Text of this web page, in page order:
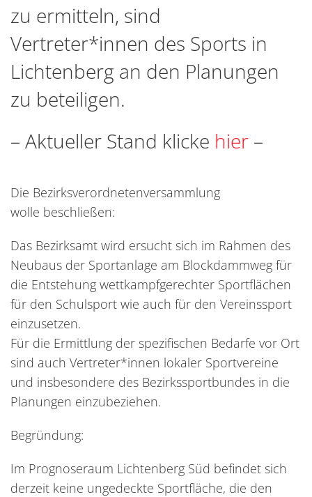
zu ermitteln, sind
Vertreter*innen des Sports in
Lichtenberg an den Planungen
zu beteiligen.
– Aktueller Stand klicke hier –
Die Bezirksverordnetenversammlung
wolle beschließen:
Das Bezirksamt wird ersucht sich im Rahmen des
Neubaus der Sportanlage am Blockdammweg für
die Entstehung wettkampfgerechter Sportflächen
für den Schulsport wie auch für den Vereinssport
einzusetzen.
Für die Ermittlung der spezifischen Bedarfe vor Ort
sind auch Vertreter*innen lokaler Sportvereine
und insbesondere des Bezirkssportbundes in die
Planungen einzubeziehen.
Begründung:
Im Prognoseraum Lichtenberg Süd befindet sich
derzeit keine ungedeckte Sportfläche, die den